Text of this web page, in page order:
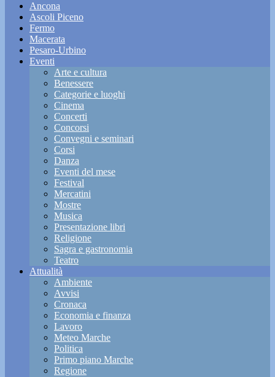
Ancona
Ascoli Piceno
Fermo
Macerata
Pesaro-Urbino
Eventi
Arte e cultura
Benessere
Categorie e luoghi
Cinema
Concerti
Concorsi
Convegni e seminari
Corsi
Danza
Eventi del mese
Festival
Mercatini
Mostre
Musica
Presentazione libri
Religione
Sagra e gastronomia
Teatro
Attualità
Ambiente
Avvisi
Cronaca
Economia e finanza
Lavoro
Meteo Marche
Politica
Primo piano Marche
Regione